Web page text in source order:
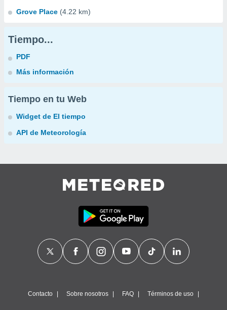
Grove Place (4.22 km)
Tiempo...
PDF
Más información
Tiempo en tu Web
Widget de El tiempo
API de Meteorología
Contacto Sobre nosotros FAQ Términos de uso